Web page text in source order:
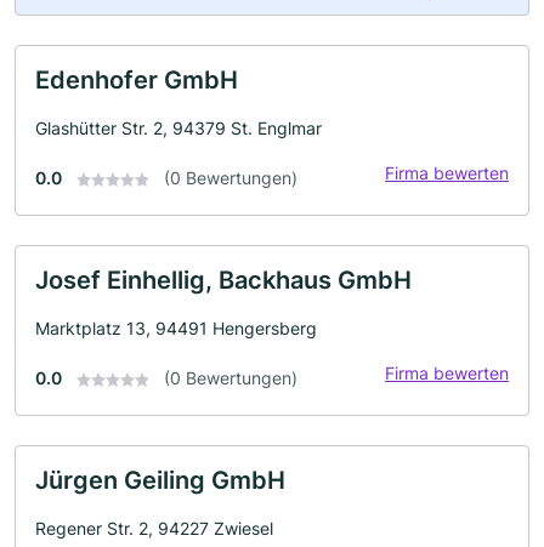
Edenhofer GmbH
Glashütter Str. 2, 94379 St. Englmar
0.0 (0 Bewertungen) Firma bewerten
Josef Einhellig, Backhaus GmbH
Marktplatz 13, 94491 Hengersberg
0.0 (0 Bewertungen) Firma bewerten
Jürgen Geiling GmbH
Regener Str. 2, 94227 Zwiesel